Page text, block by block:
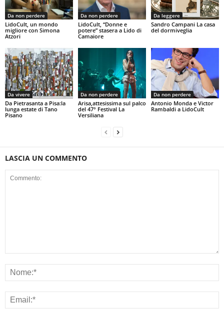
Da non perdere
LidoCult, un mondo
migliore con Simona
Atzori
Da non perdere
LidoCult, “Donne e
potere” stasera a Lido di
Camaiore
Da leggere
Sandro Campani La casa
del dormiveglia
Da vivere
Da Pietrasanta a Pisa:la
lunga estate di Tano
Pisano
Da non perdere
Arisa,attesissima sul palco
del 47° Festival La
Versiliana
Da non perdere
Antonio Monda e Victor
Rambaldi a LidoCult
LASCIA UN COMMENTO